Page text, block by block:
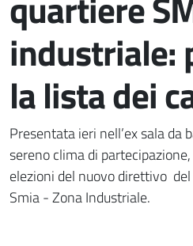
industriale:
la lista dei
Dettaglio
Presentata ieri nell’ex sala da
sereno clima di
elezioni del nuovo direttivo
Smia - Zona Industriale.